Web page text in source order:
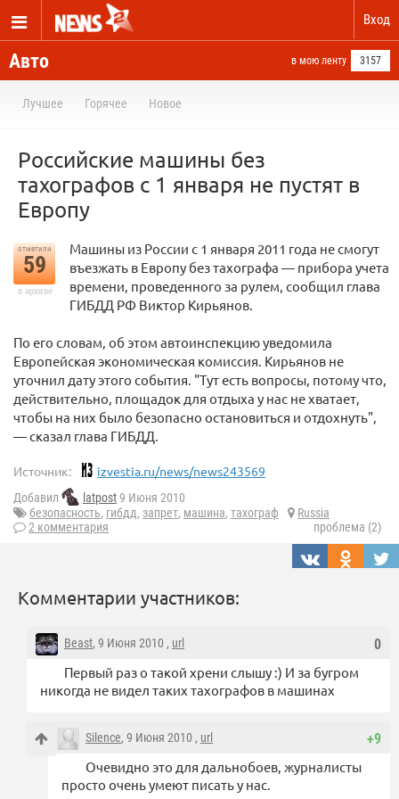
Вход
Авто в мою ленту 3157
Лучшее Горячее Новое
Российские машины без
тахографов с 1 января не пустят в
Европу
отметили
59
в архиве
Машины из России с 1 января 2011 года не смогут
въезжать в Европу без тахографа — прибора учета
времени, проведенного за рулем, сообщил глава
ГИБДД РФ Виктор Кирьянов.
По его словам, об этом автоинспекцию уведомила
Европейская экономическая комиссия. Кирьянов не
уточнил дату этого события. "Тут есть вопросы, потому что,
действительно, площадок для отдыха у нас не хватает,
чтобы на них было безопасно остановиться и отдохнуть",
— сказал глава ГИБДД.
Источник: izvestia.ru/news/news243569
Добавил latpost9 Июня 2010
безопасность, гибдд, запрет, машина, тахограф
Russia
2 комментария
проблема (2)
Комментарии участников:
0
Beast, 9 Июня 2010 , url
Первый раз о такой хрени слышу :) И за бугром
никогда не видел таких тахографов в машинах
+9
Silence, 9 Июня 2010 , url
Очевидно это для дальнобоев, журналисты
просто очень умеют писать у нас.